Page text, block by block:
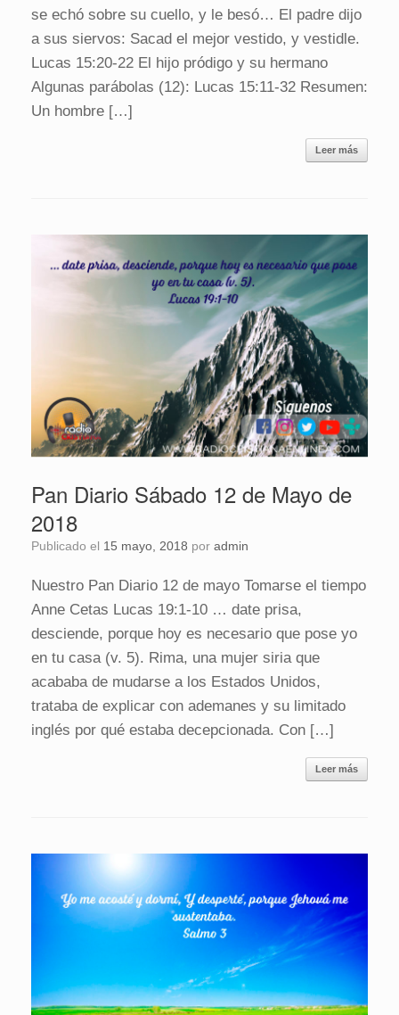
se echó sobre su cuello, y le besó… El padre dijo
a sus siervos: Sacad el mejor vestido, y vestidle.
Lucas 15:20-22 El hijo pródigo y su hermano
Algunas parábolas (12): Lucas 15:11-32 Resumen:
Un hombre […]
Leer más
Pan Diario Sábado 12 de Mayo de
2018
Publicado el 15 mayo, 2018 por admin
Nuestro Pan Diario 12 de mayo Tomarse el tiempo
Anne Cetas Lucas 19:1-10 … date prisa,
desciende, porque hoy es necesario que pose yo
en tu casa (v. 5). Rima, una mujer siria que
acababa de mudarse a los Estados Unidos,
trataba de explicar con ademanes y su limitado
inglés por qué estaba decepcionada. Con […]
Leer más